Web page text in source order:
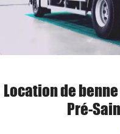
Location de
Pré-